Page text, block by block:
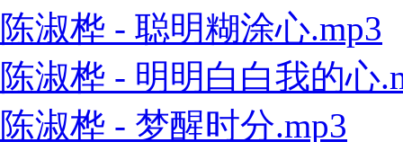
陈淑桦 - 聪明糊涂心.mp3
陈淑桦 - 明明白白我的心
陈淑桦 - 梦醒时分.mp3